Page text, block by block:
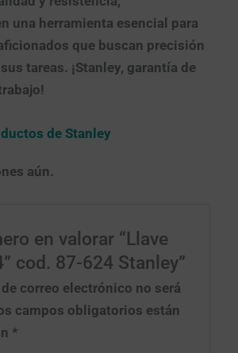
una herramienta esencial para
que buscan precisión
tareas. ¡Stanley, garantía de
de Stanley
aún.
en valorar “Llave
cod. 87-624 Stanley”
correo electrónico no será
campos obligatorios están
*